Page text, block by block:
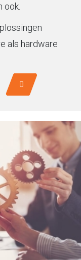
ook.
als hardware